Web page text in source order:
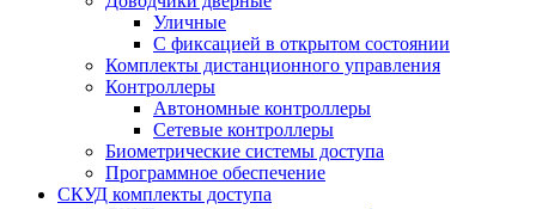
Уличные
С фиксацией в открытом состоянии
Комплекты дистанционного управления
Контроллеры
Автономные контроллеры
Сетевые контроллеры
Биометрические системы доступа
Программное обеспечение
СКУД комплекты доступа